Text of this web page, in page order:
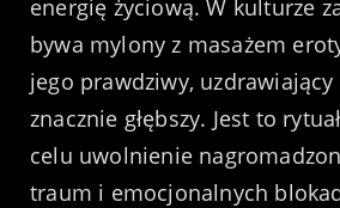
energię życiową. W kulturze
bywa mylony z masażem
jego prawdziwy,
znacznie głębszy. Jest to
celu uwolnienie
traum i emocjonalnych